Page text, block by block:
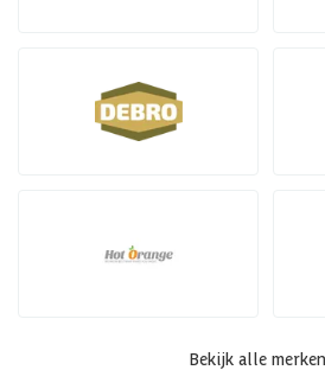
Bekijk alle merken